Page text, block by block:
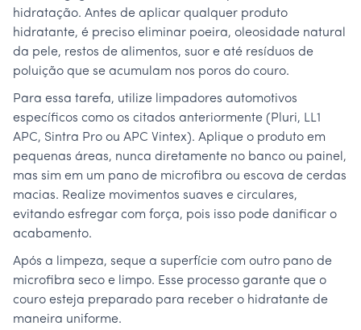
hidratação. Antes de aplicar qualquer produto
hidratante, é preciso eliminar poeira, oleosidade natural
da pele, restos de alimentos, suor e até resíduos de
poluição que se acumulam nos poros do couro.
Para essa tarefa, utilize limpadores automotivos
específicos como os citados anteriormente (Pluri, LL1
APC, Sintra Pro ou APC Vintex). Aplique o produto em
pequenas áreas, nunca diretamente no banco ou painel,
mas sim em um pano de microfibra ou escova de cerdas
macias. Realize movimentos suaves e circulares,
evitando esfregar com força, pois isso pode danificar o
acabamento.
Após a limpeza, seque a superfície com outro pano de
microfibra seco e limpo. Esse processo garante que o
couro esteja preparado para receber o hidratante de
maneira uniforme.